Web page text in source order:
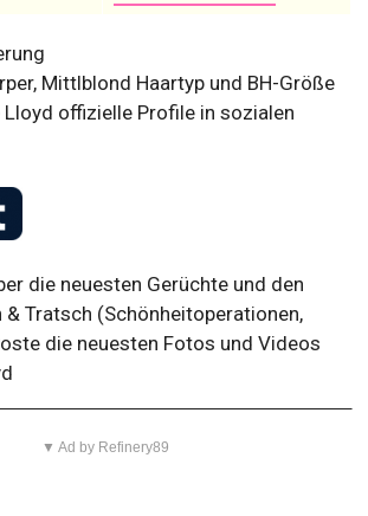
Mittlblond Haartyp und BH-Größe
Lloyd offizielle Profile in sozialen
die neuesten Gerüchte und den
Tratsch (Schönheitoperationen,
die neuesten Fotos und Videos
▼ Ad by Refinery89